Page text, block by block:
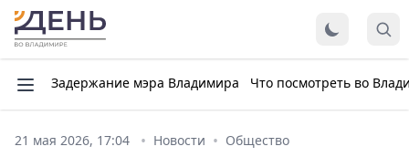
Задержание мэра Владимира Что посмотреть во
21 мая 2026, 17:04 Новости Общество